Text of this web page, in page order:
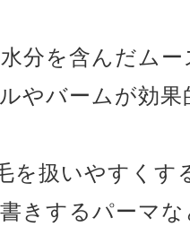
分を含んだム
やバームが効果
を扱いやすくす
きするパーマ